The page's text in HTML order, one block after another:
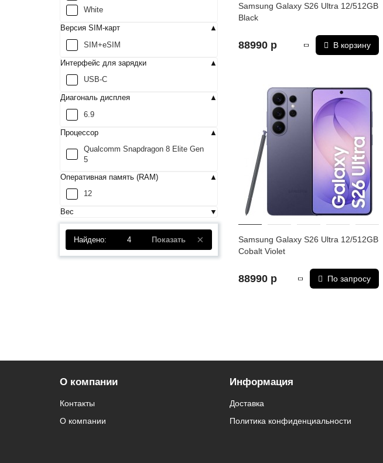
White
Версия SIM-карт
SIM+eSIM
Интерфейс для зарядки
USB-C
Диагональ дисплея
6.9
Процессор
Qualcomm Snapdragon 8 Elite Gen
5
Оперативная память (RAM)
12
Вес
Найдено: 4 Показать
Samsung Galaxy S26 Ultra 12/512GB
Black
88990 р В корзину
Samsung Galaxy S26 Ultra 12/512GB
Cobalt Violet
88990 р По запросу
О компании
Контакты
О компании
Информация
Доставка
Политика конфиденциальности